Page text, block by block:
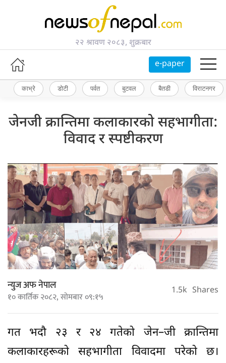
२२ श्रावण २०८३, शुक्रबार
e-paper
काभ्रे डोटी पर्वत बुटवल बैतडी विराटनगर
जेनजी क्रान्तिमा कलाकारको सहभागीता:
विवाद र स्पष्टीकरण
न्युज अफ नेपाल
१० कार्तिक २०८२, सोमबार ०९:१५ 1.5k Shares
गत भदौ २३ र २४ गतेको जेन–जी क्रान्तिमा
कलाकारहरूको सहभागीता विवादमा परेको छ।